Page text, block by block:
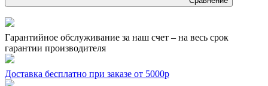
Гарантийное обслуживание за наш счет – на весь срок
гарантии производителя
Доставка бесплатно при заказе от 5000р